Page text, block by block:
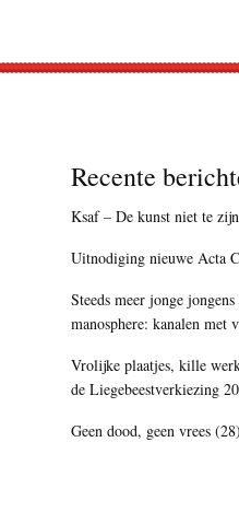
Recente
Ksaf – De kunst niet te zijn
Uitnodiging nieuwe Acta
Steeds meer jonge
manosphere: kanalen met
Vrolijke plaatjes, kille
de Liegebeestverkiezing
Geen dood, geen vrees